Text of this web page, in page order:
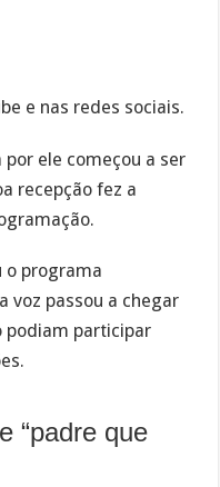
e nas redes sociais.
ele começou a ser
recepção fez a
o programa
voz passou a chegar
podiam participar
“padre que